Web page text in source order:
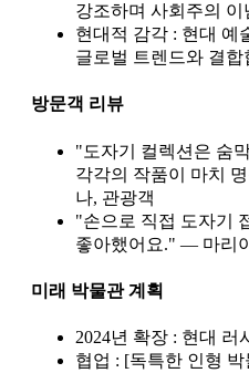
강조하며 사회주의
현대적 감각 : 현대 예
글로벌 트렌드와 결합
방문객 리뷰
"도자기 컬렉션은 숨
각각의 작품이 마치
나, 관광객
"손으로 직접 도자기
좋아했어요." — 마리
미래 박물관 계획
2024년 확장 : 현대
협업 : [독특한 인형